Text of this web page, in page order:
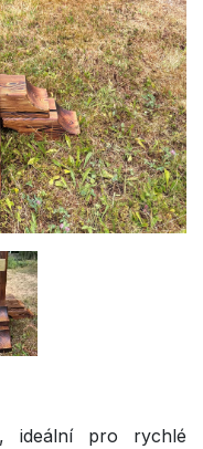
ideální pro rychlé